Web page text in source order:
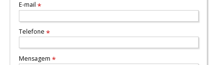
E-mail *
Telefone *
Mensagem *